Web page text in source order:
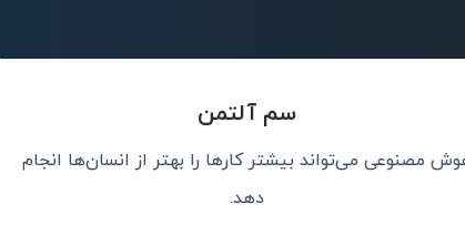
سم آلتمن
مصنوعی می‌تواند بیشتر کارها را بهتر از انسان‌ها انجام
دهد.